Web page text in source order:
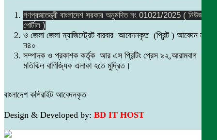
গণপ্রজাতন্ত্রী বাংলাদেশ সরকার অনুমদিত নং 01021/2025 ( নিউজ
পোর্টাল )
ও জেলা জেলা ম্যাজিস্ট্রেট বারবার আবেদনকৃত (প্রিন্ট ) আবেদন নং
ন৪০
সম্পাদক ও প্রকাশক কর্তৃক আর এস প্রিন্টিং প্রেস ৯২,আরামবাগ
মতিঝিল বাণিজ্যিক এলাকা হতে মুদ্রিত।
বাংলাদেশ কপিরাইট আবেদনকৃত
Design & Developed by: BD IT HOST